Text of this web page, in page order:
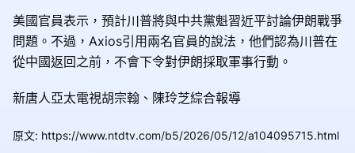
美國官員表示，預計川普將與中共黨魁習近平討論伊朗戰爭
問題。不過，Axios引用兩名官員的說法，他們認為川普在
從中國返回之前，不會下令對伊朗採取軍事行動。
新唐人亞太電視胡宗翰、陳玲芝綜合報導
原文: https://www.ntdtv.com/b5/2026/05/12/a104095715.html